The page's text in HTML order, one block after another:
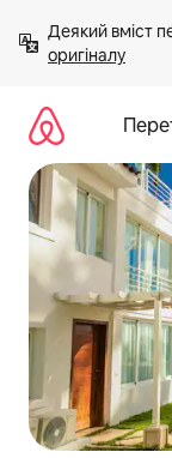
вмісту
Деякий вміст
оригіналу